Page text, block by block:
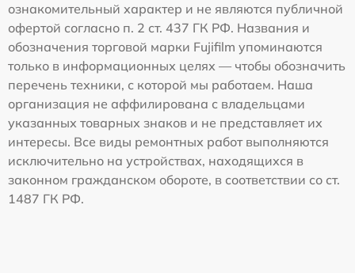
ознакомительный характер и не являются публичной
офертой согласно п. 2 ст. 437 ГК РФ. Названия и
обозначения торговой марки Fujifilm упоминаются
только в информационных целях — чтобы обозначить
перечень техники, с которой мы работаем. Наша
организация не аффилирована с владельцами
указанных товарных знаков и не представляет их
интересы. Все виды ремонтных работ выполняются
исключительно на устройствах, находящихся в
законном гражданском обороте, в соответствии со ст.
1487 ГК РФ.